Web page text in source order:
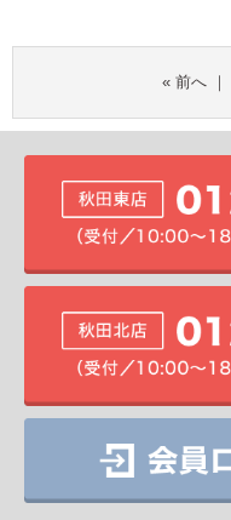
« 前へ｜